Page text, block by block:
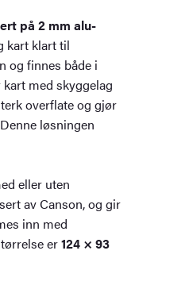
på 2 mm alu-
kart klart til
og finnes både i
med skyggelag
overflate og gjør
løsningen
eller uten
av Canson, og gir
inn med
er124 × 93